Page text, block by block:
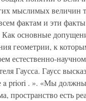
мыслимых величин
фактам и эти
основные
геометрии, к
естественно-
Гаусса. Гаусс
priori . ». «Мы должны
пространство есть